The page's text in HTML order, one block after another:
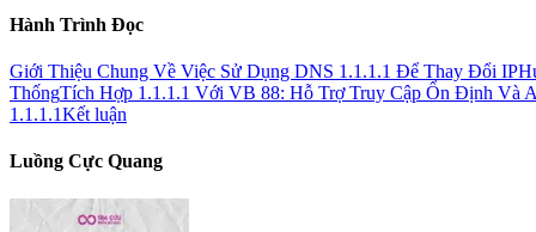
Hành Trình Đọc
Giới Thiệu Chung Về Việc Sử Dụng DNS 1.1.1.1 Để Thay Đổi IP
ThốngTích Hợp 1.1.1.1 Với VB 88: Hỗ Trợ Truy Cập Ổn Định Và
1.1.1.1Kết luận
Luồng Cực Quang